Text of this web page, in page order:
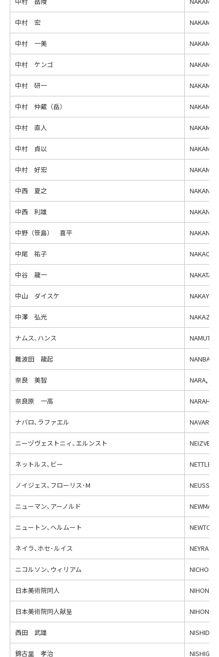
中村 宏
中村 一美
中村 ケンゴ
中村 研一
中村 仲蔵（岳）
中村 直人
中村 貞以
中村 好宏
中西 夏之
中西 利雄
中野（笹島） 喜平
中尾 祐子 NAKAO,
中谷 龍一
中山 ダイスケ
中澤 弘光
ナムス､ハンス
難波田 龍起
奈良 美智 NARA,
奈良原 一高
ナバロ､ラファエル
ニーヅヴェストニィ､エルンスト
ネットルス､ビー
ノイジェス､フローリス･M
ニューマン､アーノルド
ニュートン､ヘルムート
ネイラ､ホセ･ルイス NEYRA,
ニコルソン､ウィリアム
日本美術院同人 NIHON
日本美術院同人献呈 NIHON
西田 武雄 NISHIDA,
錦古里 孝治